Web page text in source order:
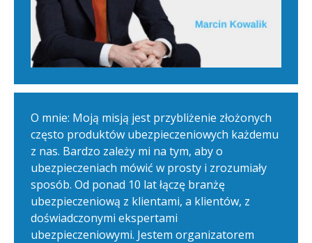
O mnie: Moją misją jest przybliżenie złożonych
często produktów ubezpieczeniowych każdemu
z nas. Bardzo zależy mi na tym, aby o
ubezpieczeniach mówić w prosty i zrozumiały
sposób. Od ponad 10 lat łączę branżę
ubezpieczeniową z klientami, a klientów, z
doświadczonymi ekspertami
ubezpieczeniowymi. Jestem organizatorem